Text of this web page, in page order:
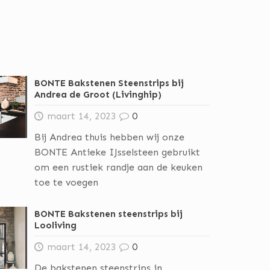
BONTE Bakstenen Steenstrips bij
Andrea de Groot (Livinghip)
maart 14, 2023
0
Bij Andrea thuis hebben wij onze
BONTE Antieke IJsselsteen gebruikt
om een rustiek randje aan de keuken
toe te voegen
BONTE Bakstenen steenstrips bij
Looliving
maart 14, 2023
0